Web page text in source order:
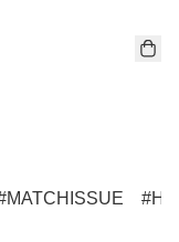
MATCHISSUE